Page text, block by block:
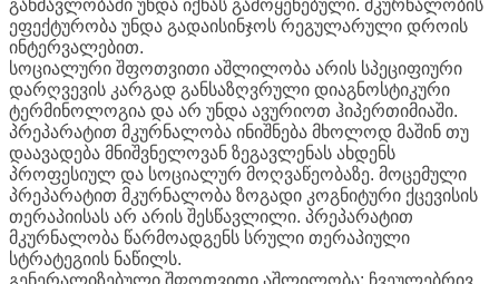
განმავლობაში უნდა იქნას გამოყენებული. მკურნალობის
ეფექტურობა უნდა გადაისინჯოს რეგულარული დროის
ინტერვალებით.
სოციალური შფოთვითი აშლილობა არის სპეციფიური
დარღვევის კარგად განსაზღვრული დიაგნოსტიკური
ტერმინოლოგია და არ უნდა ავურიოთ ჰიპერთიმიაში.
პრეპარატით მკურნალობა ინიშნება მხოლოდ მაშინ თუ
დაავადება მნიშვნელოვან ზეგავლენას ახდენს
პროფესიულ და სოციალურ მოღვაწეობაზე. მოცემული
პრეპარატით მკურნალობა ზოგადი კოგნიტური ქცევისის
თერაპიისას არ არის შესწავლილი. პრეპარატით
მკურნალობა წარმოადგენს სრული თერაპიული
სტრატეგიის ნაწილს.
გენერალიზებული შფოთვითი აშლილობა: ჩვეულებრივ